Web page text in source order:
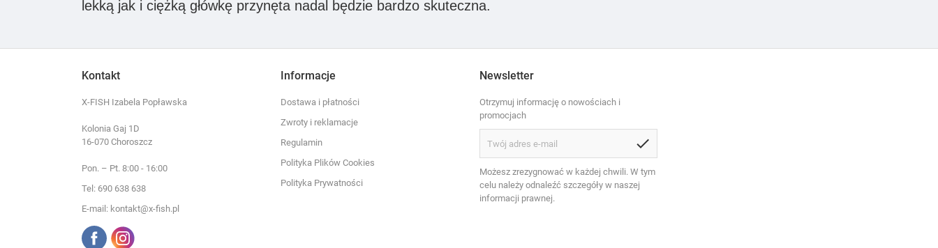
lekką jak i ciężką główkę przynęta nadal będzie bardzo skuteczna.
Kontakt
X-FISH Izabela Popławska
Kolonia Gaj 1D
16-070 Choroszcz
Pon. – Pt. 8:00 - 16:00
Tel: 690 638 638
E-mail: kontakt@x-fish.pl
Informacje
Dostawa i płatności
Zwroty i reklamacje
Regulamin
Polityka Plików Cookies
Polityka Prywatności
Newsletter
Otrzymuj informację o nowościach i
promocjach
check
Możesz zrezygnować w każdej chwili. W tym
celu należy odnaleźć szczegóły w naszej
informacji prawnej.